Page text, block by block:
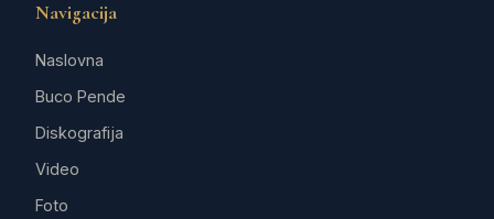
Navigacija
Naslovna
Buco Pende
Diskografija
Video
Foto